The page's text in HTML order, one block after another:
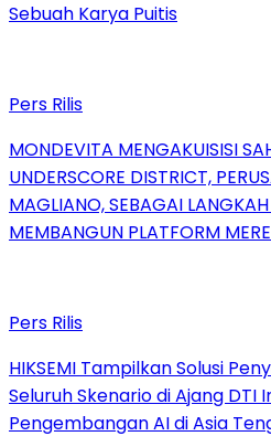
Sebuah Karya Puitis
Pers Rilis
MONDEVITA MENGAKUISISI
UNDERSCORE DISTRICT,
MAGLIANO, SEBAGAI
MEMBANGUN PLATFORM
Pers Rilis
HIKSEMI Tampilkan Solusi
Seluruh Skenario di Ajang DTI
Pengembangan AI di Asia